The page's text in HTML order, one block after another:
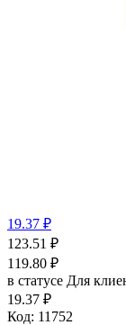
19.37 ₽
123.51 ₽
119.80 ₽
в статусе Для
19.37 ₽
Код: 11752